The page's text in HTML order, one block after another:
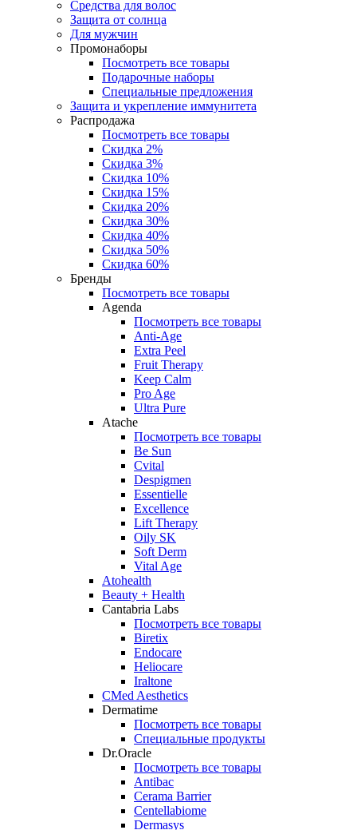
Средства для волос
Защита от солнца
Для мужчин
Промонаборы
Посмотреть все товары
Подарочные наборы
Специальные предложения
Защита и укрепление иммунитета
Распродажа
Посмотреть все товары
Скидка 2%
Скидка 3%
Скидка 10%
Скидка 15%
Скидка 20%
Скидка 30%
Скидка 40%
Скидка 50%
Скидка 60%
Бренды
Посмотреть все товары
Agenda
Посмотреть все товары
Anti‑Age
Extra Peel
Fruit Therapy
Keep Calm
Pro Age
Ultra Pure
Atache
Посмотреть все товары
Be Sun
Cvital
Despigmen
Essentielle
Excellence
Lift Therapy
Oily SK
Soft Derm
Vital Age
Atohealth
Beauty + Health
Cantabria Labs
Посмотреть все товары
Biretix
Endocare
Heliocare
Iraltone
CMed Aesthetics
Dermatime
Посмотреть все товары
Специальные продукты
Dr.Oracle
Посмотреть все товары
Antibac
Cerama Barrier
Centellabiome
Dermasys